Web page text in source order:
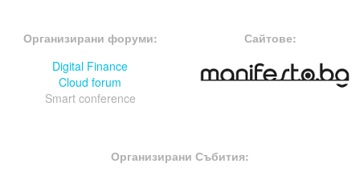
Организирани форуми:
Digital Finance
Cloud forum
Smart conference
Сайтове:
Организирани Събития: